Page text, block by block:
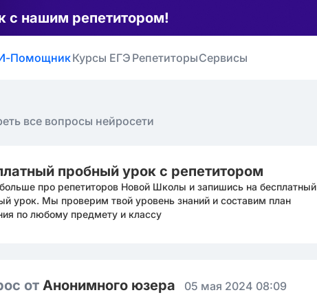
с нашим репетитором!
ПомощникКурсы ЕГЭ РепетиторыСервисы
все вопросы нейросети
пробный урок с репетитором
про репетиторов Новой Школы и запишись на бесплатный
урок. Мы проверим твой уровень знаний и составим план
по любому предмету и классу
от Анонимного юзера 05 мая 2024 08:09